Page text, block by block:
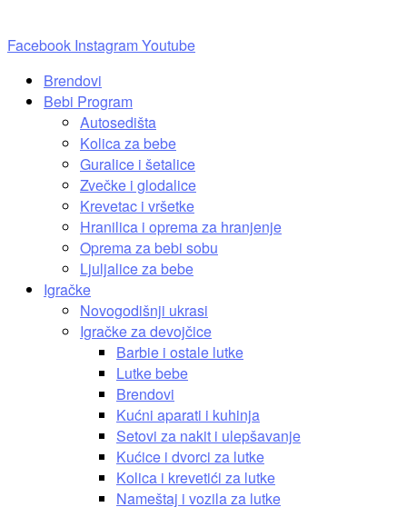
Facebook InstagramYoutube
Brendovi
Bebi Program
Autosedišta
Kolica za bebe
Guralice i šetalice
Zvečke i glodalice
Krevetac i vršetke
Hranilica i oprema za hranjenje
Oprema za bebi sobu
Ljuljalice za bebe
Igračke
Novogodišnji ukrasi
Igračke za devojčice
Barbie i ostale lutke
Lutke bebe
Brendovi
Kućni aparati i kuhinja
Setovi za nakit i ulepšavanje
Kućice i dvorci za lutke
Kolica i krevetići za lutke
Nameštaj i vozila za lutke